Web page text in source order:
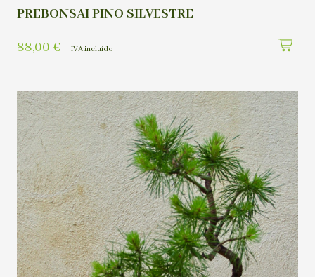
PREBONSAI PINO SILVESTRE
88,00 € IVA incluído